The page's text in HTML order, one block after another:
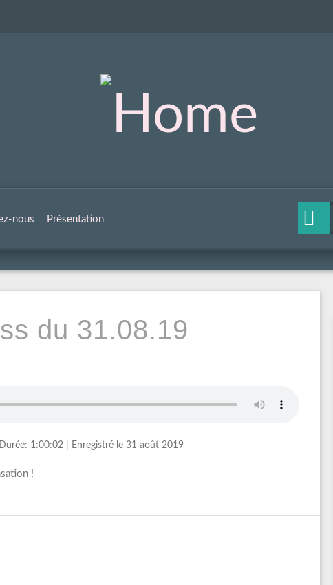
nous Présentation
du 31.08.19
Durée: 1:00:02| Enregistré le 31 août 2019
!